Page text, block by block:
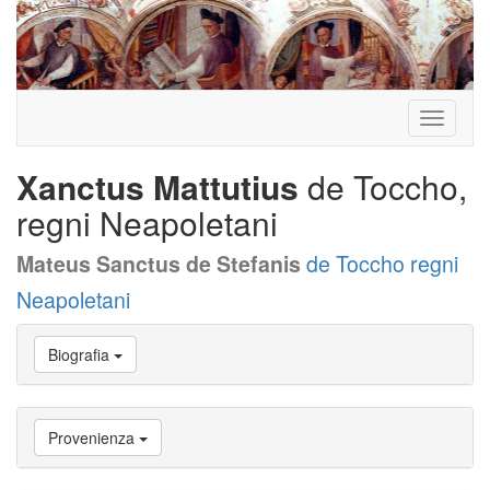
Toggle
Xanctus Mattutius de Toccho,
regni Neapoletani
Mateus Sanctus de Stefanis de Toccho regni
Neapoletani
Vai
Biografia
Provenienza
Vai
Biografia
Provenienza